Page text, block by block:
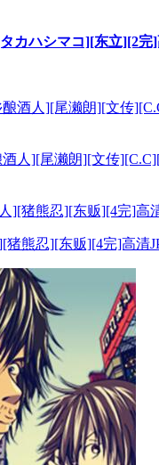
カハシマコ][东立][2完
人][尾濑朗][文传
猪熊忍][东贩][4完]高清